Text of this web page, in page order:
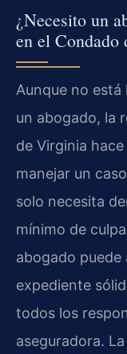
¿Necesito un
en el Condado
Aunque no
un abogado, la
de Virginia
manejar un
solo necesita
mínimo de
abogado puede
expediente
todos los
aseguradora.